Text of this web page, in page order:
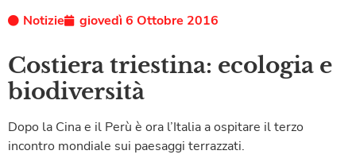
Notizie giovedì 6 Ottobre 2016
Costiera triestina: ecologia e
biodiversità
Dopo la Cina e il Perù è ora l’Italia a ospitare il terzo
incontro mondiale sui paesaggi terrazzati.